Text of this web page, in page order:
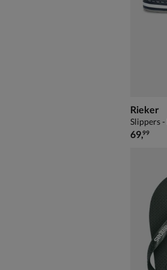
Rieker
Slippers
€ 69,99
69,99